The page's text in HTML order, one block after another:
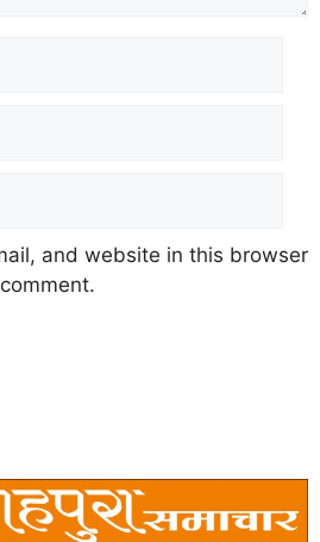
and website in this browser